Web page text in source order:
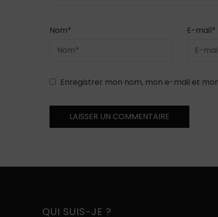
Nom* E-mail*
Enregistrer mon nom, mon e-mail et
QUI SUIS-JE ?